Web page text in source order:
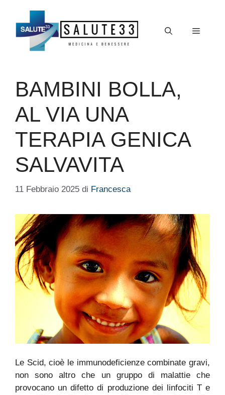
contenuto
Menu
BAMBINI BOLLA,
AL VIA UNA
TERAPIA GENICA
SALVAVITA
11 Febbraio 2025 di Francesca
Le Scid, cioè le immunodeficienze combinate gravi,
non sono altro che un gruppo di malattie che
provocano un difetto di produzione dei linfociti T e